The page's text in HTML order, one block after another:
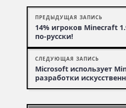
ПРЕДЫДУЩАЯ ЗАПИСЬ
14% игроков Minecraft
по-русски!
СЛЕДУЮЩАЯ ЗАПИСЬ
Microsoft использует
разработки